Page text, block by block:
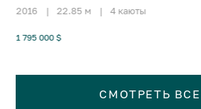
2016 | 22.85 м | 4 каюты
1 795 000 $
СМОТРЕТЬ ВСЕ